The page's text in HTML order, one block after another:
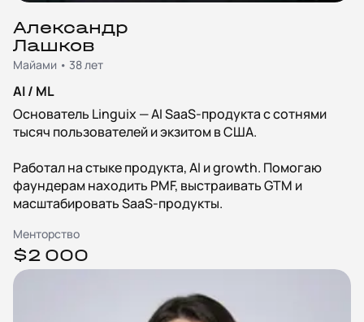
Александр
Лашков
Майами • 38 лет
AI / ML
Основатель Linguix — AI SaaS-продукта с сотнями
тысяч пользователей и экзитом в США.
Работал на стыке продукта, AI и growth. Помогаю
фаундерам находить PMF, выстраивать GTM и
масштабировать SaaS-продукты.
Менторство
$2 000